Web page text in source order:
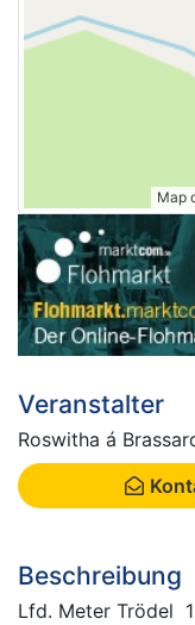
Map
Veranstalter
Roswitha á
Beschreibung
Lfd. Meter Trödel